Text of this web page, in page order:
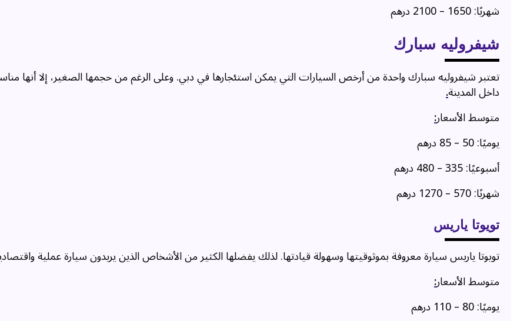
شهريًا: 1650 – 2100 درهم
شيفروليه سبارك
تعتبر شيفروليه سبارك واحدة من أرخص السيارات التي يمكن استئجارها في دبي. وعلى الرغم من حجمها الصغير، إلا أنها
داخل المدينة.
متوسط الأسعار:
يوميًا: 50 – 85 درهم
أسبوعيًا: 335 – 480 درهم
شهريًا: 570 – 1270 درهم
تويوتا ياريس
تويوتا ياريس سيارة معروفة بموثوقيتها وسهولة قيادتها. لذلك يفضلها الكثير من الأشخاص الذين يريدون سيارة عملية
متوسط الأسعار:
يوميًا: 80 – 110 درهم